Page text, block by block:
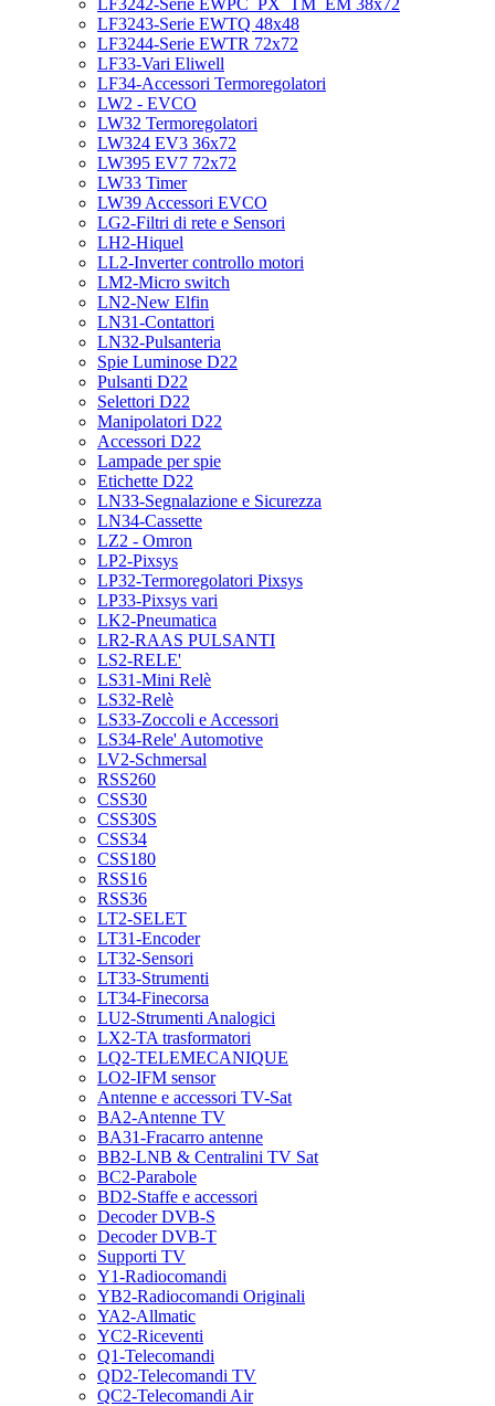
LF3242-Serie EWPC_PX_TM_EM 38x72
LF3243-Serie EWTQ 48x48
LF3244-Serie EWTR 72x72
LF33-Vari Eliwell
LF34-Accessori Termoregolatori
LW2 - EVCO
LW32 Termoregolatori
LW324 EV3 36x72
LW395 EV7 72x72
LW33 Timer
LW39 Accessori EVCO
LG2-Filtri di rete e Sensori
LH2-Hiquel
LL2-Inverter controllo motori
LM2-Micro switch
LN2-New Elfin
LN31-Contattori
LN32-Pulsanteria
Spie Luminose D22
Pulsanti D22
Selettori D22
Manipolatori D22
Accessori D22
Lampade per spie
Etichette D22
LN33-Segnalazione e Sicurezza
LN34-Cassette
LZ2 - Omron
LP2-Pixsys
LP32-Termoregolatori Pixsys
LP33-Pixsys vari
LK2-Pneumatica
LR2-RAAS PULSANTI
LS2-RELE'
LS31-Mini Relè
LS32-Relè
LS33-Zoccoli e Accessori
LS34-Rele' Automotive
LV2-Schmersal
RSS260
CSS30
CSS30S
CSS34
CSS180
RSS16
RSS36
LT2-SELET
LT31-Encoder
LT32-Sensori
LT33-Strumenti
LT34-Finecorsa
LU2-Strumenti Analogici
LX2-TA trasformatori
LQ2-TELEMECANIQUE
LO2-IFM sensor
Antenne e accessori TV-Sat
BA2-Antenne TV
BA31-Fracarro antenne
BB2-LNB & Centralini TV Sat
BC2-Parabole
BD2-Staffe e accessori
Decoder DVB-S
Decoder DVB-T
Supporti TV
Y1-Radiocomandi
YB2-Radiocomandi Originali
YA2-Allmatic
YC2-Riceventi
Q1-Telecomandi
QD2-Telecomandi TV
QC2-Telecomandi Air